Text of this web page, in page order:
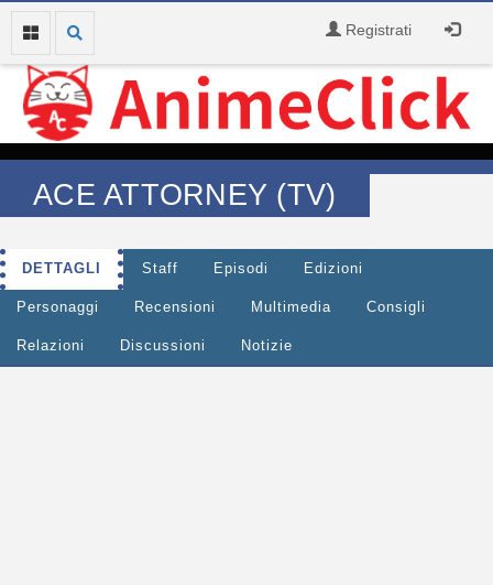
Registrati
ACE ATTORNEY (TV)
DETTAGLI Staff Episodi Edizioni
Personaggi Recensioni Multimedia Consigli
Relazioni Discussioni Notizie